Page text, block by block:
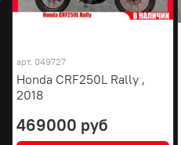
арт. 049727
Honda CRF250L Rally ,
2018
469000 руб